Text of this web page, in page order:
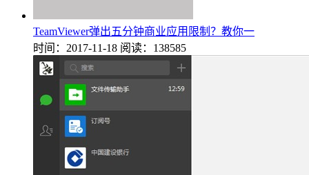
TeamViewer弹出五分钟商业应用限制？教你一
时间：2017-11-18 阅读：138585